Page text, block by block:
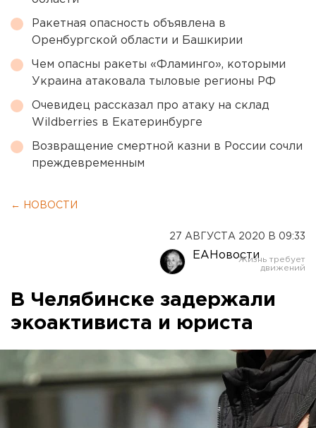
Ракетная опасность объявлена в
Оренбургской области и Башкирии
Чем опасны ракеты «Фламинго», которыми
Украина атаковала тыловые регионы РФ
Очевидец рассказал про атаку на склад
Wildberries в Екатеринбурге
Возвращение смертной казни в России сочли
преждевременным
← НОВОСТИ
27 АВГУСТА 2020 В 09:33
ЕАНовости
В Челябинске задержали
экоактивиста и юриста